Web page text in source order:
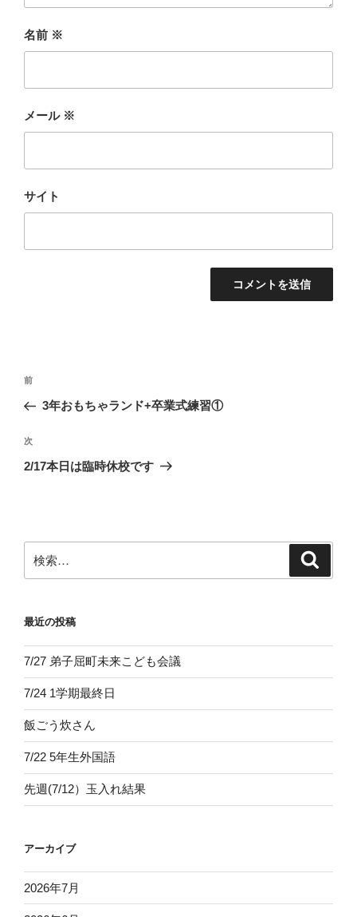
名前 ※
メール ※
サイト
投
ナ
ビ
ゲ
ン
前
の
稿
前
3年おもちゃランド+卒業式練習①
次
の
次
2/17本日は臨時休校です
索:
最近の投稿
7/27 弟子屈町未来こども会議
7/24 1学期最終日
飯ごう炊さん
7/22 5年生外国語
先週(7/12）玉入れ結果
アーカイブ
2026年7月